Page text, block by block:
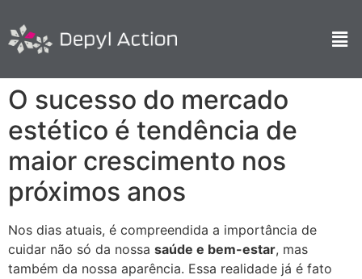
O sucesso do mercado
estético é tendência de
maior crescimento nos
próximos anos
Nos dias atuais, é compreendida a importância de
cuidar não só da nossa saúde e bem-estar, mas
também da nossa aparência. Essa realidade já é fato